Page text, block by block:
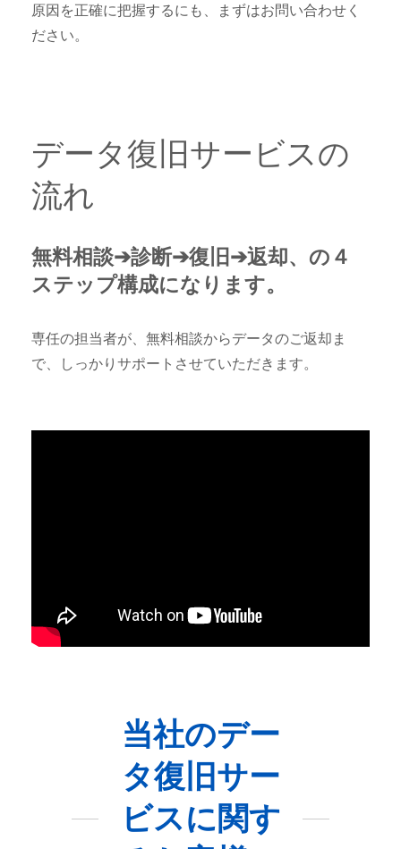
原因を正確に把握するにも、まずはお問い合わせく
ださい。
データ復旧サービスの
流れ
無料相談➔診断➔復旧➔返却、の４
ステップ構成になります。
専任の担当者が、無料相談からデータのご返却ま
で、しっかりサポートさせていただきます。
当社のデー
タ復旧サー
ビスに関す